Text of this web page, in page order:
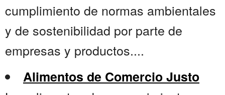
cumplimiento de normas ambientales
y de sostenibilidad por parte de
empresas y productos....
Alimentos de Comercio Justo